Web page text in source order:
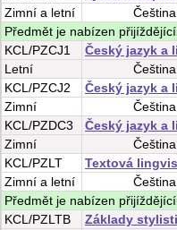
Zimní a letní Čeština
Předmět je nabízen
KCL/PZCJ1
Český jazyk a
Letní
Čeština
KCL/PZCJ2
Český jazyk a
Zimní
Čeština
KCL/PZDC3
Český jazyk a
Zimní
Čeština
KCL/PZLT
Textová
Zimní a letní Čeština
Předmět je nabízen
KCL/PZLTB
Základy